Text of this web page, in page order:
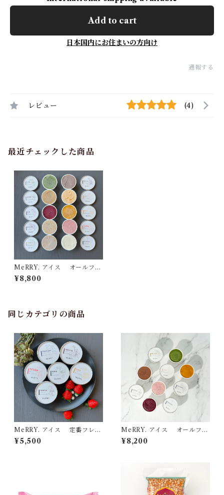
Add to cart
日本国内にお住まいの方向け
通報する
レビュー (4)
最近チェックした商品
MeRRY. アイス オールフレ
ーバープラス＋12個セット[ク
ール便]
¥8,800
同じカテゴリの商品
MeRRY. アイス 定番フレー
バー6個セット[クール便]
¥5,500
MeRRY. アイス オールフレ
ーバー10個セット[クール便]
¥8,200